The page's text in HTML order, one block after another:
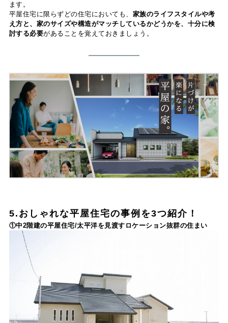
ます。
平屋住宅に限らずどの住宅においても、 家族のライフスタイルや考
え方と、家のサイズや構造がマッチしているかどうかを、十分に検
討する必要があることを覚えておきましょう。
5.おしゃれな平屋住宅の事例を3つ紹介！
①中2階建の平屋住宅/太平洋を見渡すロケーション抜群の住まい